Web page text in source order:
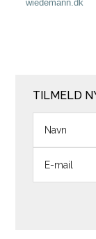
wiedemann.dk
TILMELD